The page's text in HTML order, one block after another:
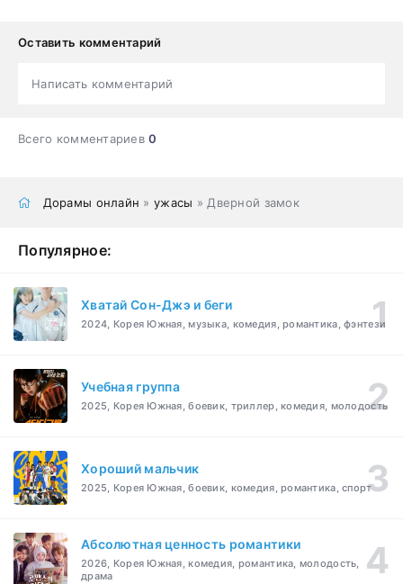
Оставить комментарий
Написать комментарий
Всего комментариев0
Дорамы онлайн »ужасы » Дверной замок
Популярное:
Хватай Сон-Джэ и беги
2024, Корея Южная, музыка, комедия, романтика, фэнтези
Учебная группа
2025, Корея Южная, боевик, триллер, комедия, молодость
Хороший мальчик
2025, Корея Южная, боевик, комедия, романтика, спорт
Абсолютная ценность романтики
2026, Корея Южная, комедия, романтика, молодость,
драма